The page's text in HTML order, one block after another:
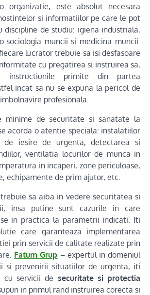
organizatie, este absolut necesara
si informatiilor pe care le pot
discipline de studiu: igiena industriala,
sociologia muncii si medicina muncii.
lucrator trebuie sa isi desfasoare
cu pregatirea si instruirea sa,
primite din partea
incat sa nu se expuna la pericol de
profesionala.
minime de securitate si sanatate la
acorda o atentie speciala: instalatiilor
de iesire de urgenta, detectarea si
ventilatia locurilor de munca in
in incaperi, zone periculoase,
echipamente de prim ajutor, etc.
sa aiba in vedere securitatea si
insa putine sunt cazurile in care
in practica la parametrii indicati. Iti
care garanteaza implementarea
prin servicii de calitate realizate prin
Fatum Grup – expertul in domeniul
si prevenirii situatiilor de urgenta, iti
cu servicii de securitate si protectia
in primul rand instruirea corecta si